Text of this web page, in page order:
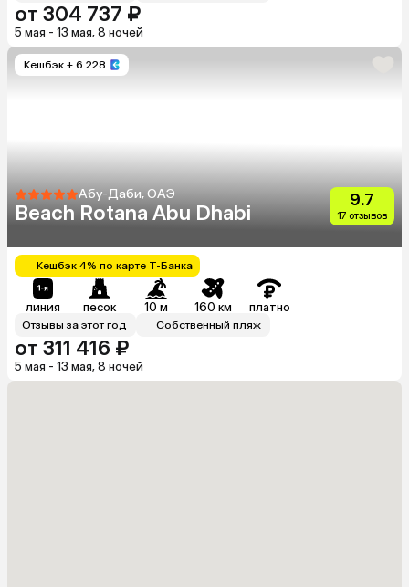
от 304 737 ₽
5 мая - 13 мая, 8 ночей
Кешбэк + 6 228
Абу-Даби, ОАЭ
Beach Rotana Abu Dhabi
9.7
17 отзывов
Кешбэк 4% по карте Т-Банка
линия песок 10 м 160 км платно
Отзывы за этот год Собственный пляж
от 311 416 ₽
5 мая - 13 мая, 8 ночей